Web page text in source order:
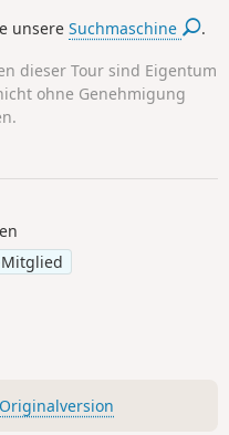
Vielen
unsereSuchmaschine .
dieser Tour sind Eigentum
ohne Genehmigung
Originalversion